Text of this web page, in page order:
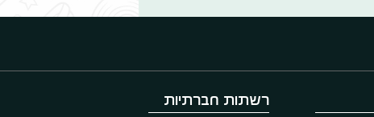
רשתות חברתיות